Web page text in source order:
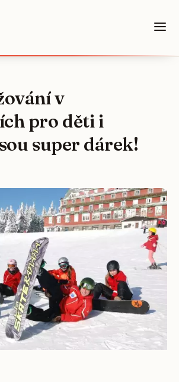
v
pro děti i
super dárek!